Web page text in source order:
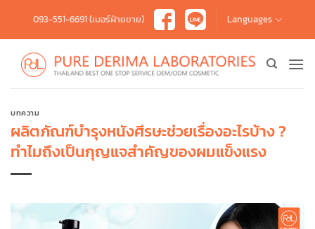
content
093-551-6691 (เบอร์ฝ่ายขาย) Languages
บทความ
ผลิตภัณฑ์บำรุงหนังศีรษะช่วยเรื่องอะไรบ้าง ?
ทำไมถึงเป็นกุญแจสำคัญของผมแข็งแรง